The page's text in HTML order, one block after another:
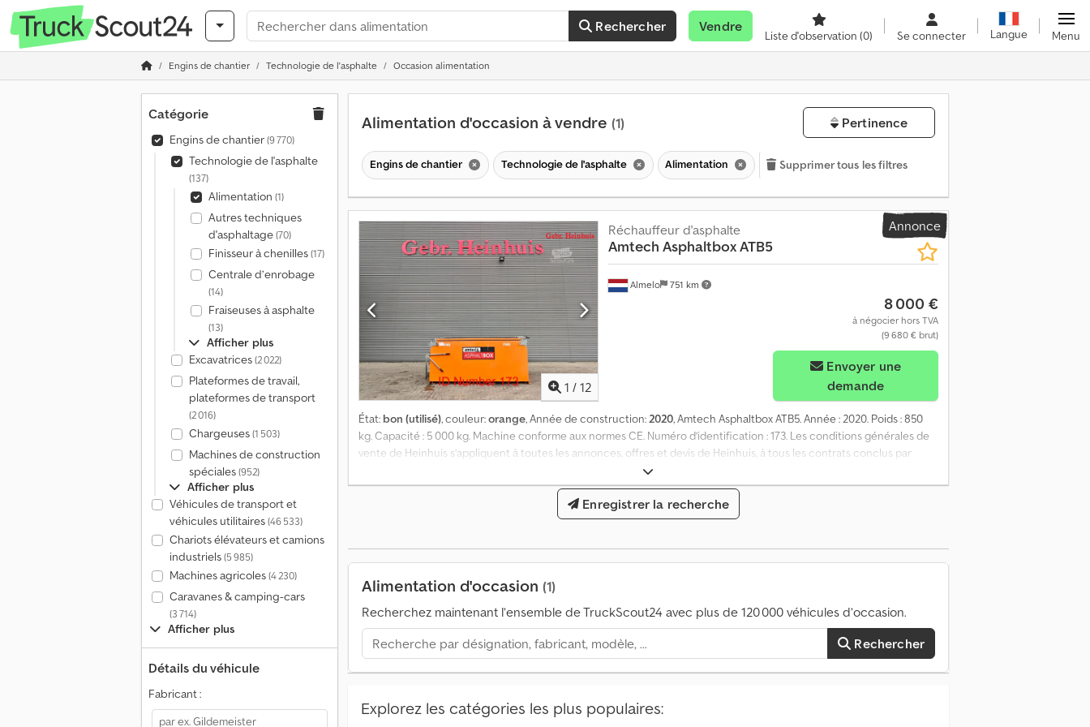
Rechercher Vendre
Liste d'observation (0) Se connecter Langue Menu
Engins de chantier Technologie de l'asphalte Occasion alimentation
Catégorie
Engins de chantier(9 770)
Technologie de l'asphalte
(137)
Alimentation (1)
Autres techniques
d'asphaltage(70)
Finisseur à chenilles(17)
Centrale d’enrobage
(14)
Fraiseuses à asphalte
(13)
Afficher plus
Excavatrices(2 022)
Plateformes de travail,
plateformes de transport
(2 016)
Chargeuses(1 503)
Machines de construction
spéciales(952)
Afficher plus
Véhicules de transport et
véhicules utilitaires(46 533)
Chariots élévateurs et camions
industriels(5 985)
Machines agricoles(4 230)
Caravanes & camping-cars
(3 714)
Afficher plus
Détails du véhicule
Fabricant :
Alimentation d'occasion à vendre (1) Pertinence
Engins de chantier Technologie de l'asphalte Alimentation Supprimer tous les filtres
Annonce
1 / 12
Almelo 751 km
Réchauffeur d'asphalte
Amtech Asphaltbox ATB5
8 000 €
à négocier hors TVA
(9 680 € brut)
demande
État: bon (utilisé), couleur:orange, Année de construction:2020, Amtech Asphaltbox ATB5. Année : 2020. Poids : 850
kg. Capacité : 5 000 kg. Machine conforme aux normes CE. Numéro d’identification : 173. Les conditions générales de
vente de Heinhuis s’appliquent à toutes les annonces, offres et devis de Heinhuis, à tous les contrats conclus par
Heinhuis et aux négociations qui les précèdent. En répondant de quelque manière que ce soit, vous acceptez
l’application des conditions générales de vente de Heinhuis et vous déclarez avoir pris connaissance de ces
conditions générales. Nos prix sont des prix nets pour l’exportation. = Informations complémentaires = Année de
fabrication : 2020. Poids à vide : 850 kg. Charge utile : 5 000 kg. Poids total autorisé en charge (PTAC) : 5 850 kg.
Enregistrer la recherche
Alimentation d'occasion (1)
Recherchez maintenant l’ensemble de TruckScout24 avec plus de 120 000 véhicules d’occasion.
Rechercher
Explorez les catégories les plus populaires: